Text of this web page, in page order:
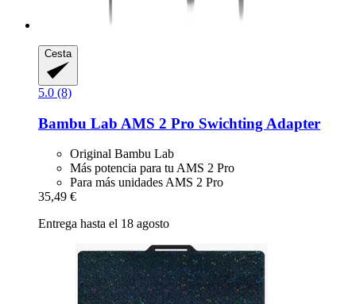
Cesta
5.0 (8)
Bambu Lab AMS 2 Pro Swichting Adapter
Original Bambu Lab
Más potencia para tu AMS 2 Pro
Para más unidades AMS 2 Pro
35,49 €
Entrega hasta el 18 agosto